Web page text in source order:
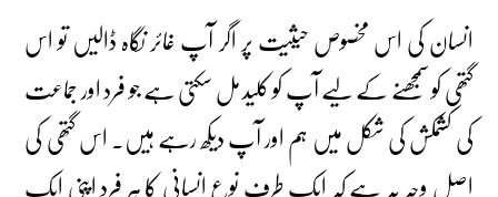
انسان کی اس مخصوص حیثیت پر اگر آپ غائر نگاہ ڈالیں تو اس
گتھی کو سمجھنے کے لیے آپ کو کلید مل سکتی ہے جو فرد اور جماعت
کی کشمکش کی شکل میں ہم اور آپ دیکھ رہے ہیں۔ اس گتھی کی